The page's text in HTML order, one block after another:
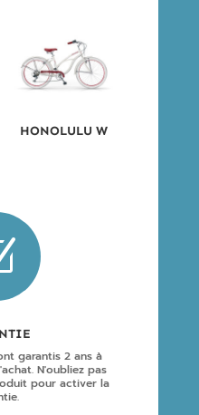
HONOLULU W
garantis 2 ans à
N'oubliez pas
pour activer la